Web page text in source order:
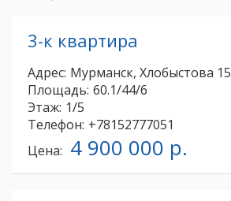
3-к квартира
Адрес: Мурманск, Хлобыстова 15
Площадь: 60.1/44/6
Этаж: 1/5
Телефон: +78152777051
Цена: 4 900 000 р.